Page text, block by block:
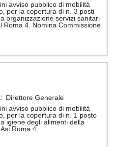
avviso pubblico di mobilità
per la copertura di n. 3 posti
organizzazione servizi sanitari
Roma 4. Nomina Commissione
Direttore Generale
avviso pubblico di mobilità
per la copertura di n. 1 posto
igiene degli alimenti della
Roma 4.